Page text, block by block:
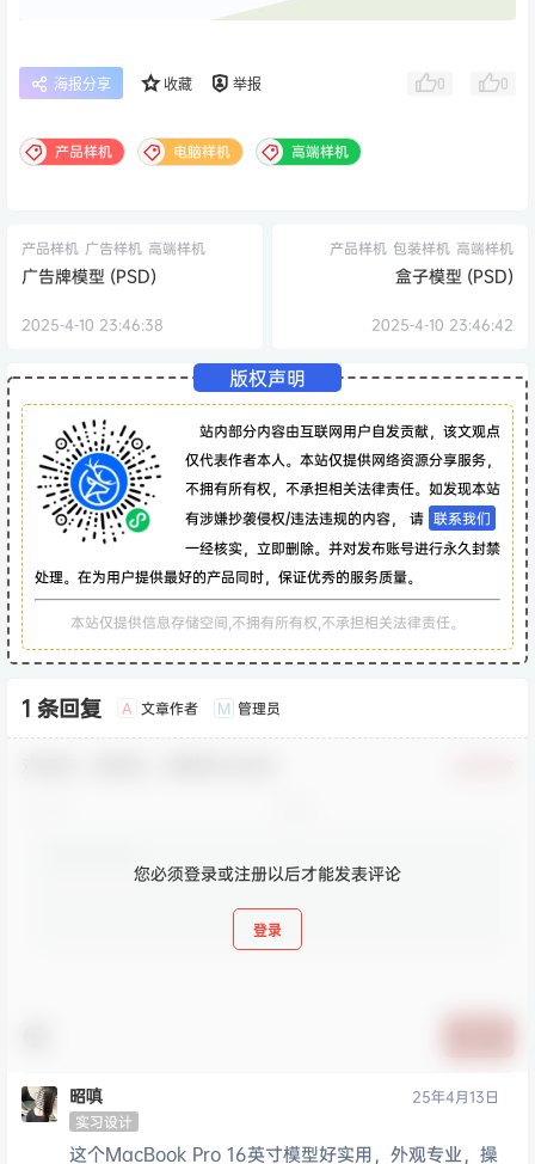
海报分享 收藏 举报 0 0
产品样机 电脑样机 高端样机
产品样机 广告样机 高端样机
广告牌模型 (PSD)
2025-4-10 23:46:38
产品样机 包装样机 高端样机
盒子模型 (PSD)
2025-4-10 23:46:42
版权声明
站内部分内容由互联网用户自发贡献，该文观点
仅代表作者本人。本站仅提供网络资源分享服务，
不拥有所有权，不承担相关法律责任。如发现本站
有涉嫌抄袭侵权/违法违规的内容， 请 联系我们
一经核实，立即删除。并对发布账号进行永久封禁
处理。在为用户提供最好的产品同时，保证优秀的服务质量。
本站仅提供信息存储空间,不拥有所有权,不承担相关法律责任。
1 条回复 A 文章作者 M 管理员
您必须登录或注册以后才能发表评论
登录
昭嗔
实习设计
25年4月13日
这个MacBook Pro 16英寸模型好实用，外观专业，操